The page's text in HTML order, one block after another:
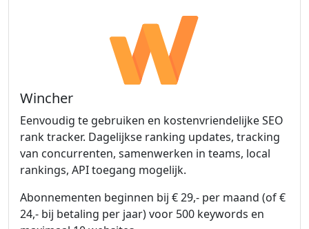
Wincher
Eenvoudig te gebruiken en kostenvriendelijke SEO
rank tracker. Dagelijkse ranking updates, tracking
van concurrenten, samenwerken in teams, local
rankings, API toegang mogelijk.
Abonnementen beginnen bij € 29,- per maand (of €
24,- bij betaling per jaar) voor 500 keywords en